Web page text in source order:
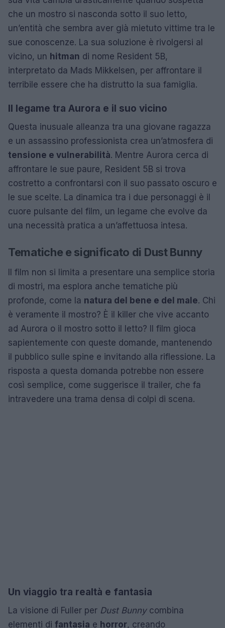
che un mostro si nasconda sotto il suo letto,
un’entità che sembra aver già mietuto vittime tra le
sue conoscenze. La sua soluzione è rivolgersi al
vicino, un hitman di nome Resident 5B,
interpretato da Mads Mikkelsen, per affrontare il
terribile essere che ha distrutto la sua famiglia.
Il legame tra Aurora e il suo vicino
Questa inusuale alleanza tra una giovane ragazza
e un assassino professionista crea un’atmosfera di
tensione e vulnerabilità. Mentre Aurora cerca di
affrontare le sue paure, Resident 5B si trova
costretto a confrontarsi con il suo passato oscuro e
le sue scelte. La dinamica tra i due personaggi è il
cuore pulsante del film, un legame che evolve da
una necessità pratica a un’affettuosa intesa.
Tematiche e significato di Dust Bunny
Il film non si limita a presentare una semplice storia
di mostri, ma esplora anche tematiche più
profonde, come la natura del bene e del male. Chi
è veramente il mostro? È il killer che vive accanto
ad Aurora o il mostro sotto il letto? Il film gioca
sapientemente con queste domande, mantenendo
il pubblico sulle spine e invitando alla riflessione. La
risposta a questa domanda potrebbe non essere
così semplice, come suggerisce il trailer, che fa
intravedere una trama densa di colpi di scena.
Un viaggio tra realtà e fantasia
La visione di Fuller per Dust Bunnycombina
elementi di fantasia e horror, creando